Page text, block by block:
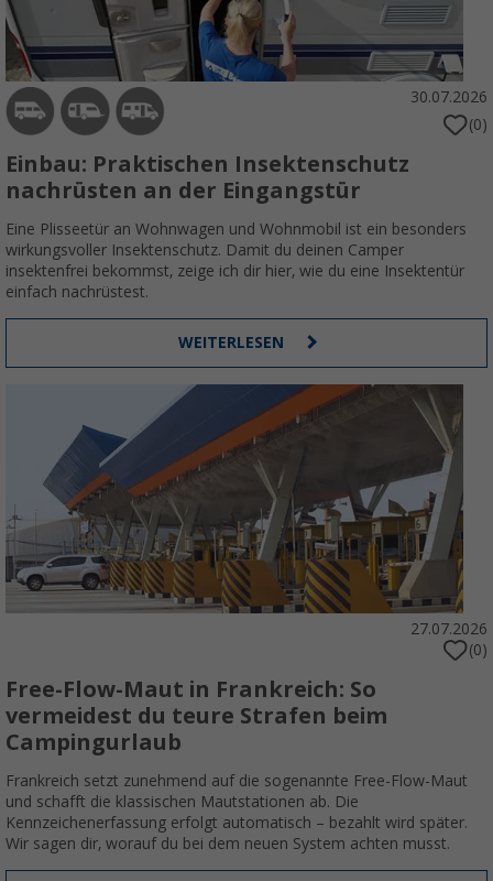
30.07.2026
(0)
Einbau: Praktischen Insektenschutz
nachrüsten an der Eingangstür
Eine Plisseetür an Wohnwagen und Wohnmobil ist ein besonders
wirkungsvoller Insektenschutz. Damit du deinen Camper
insektenfrei bekommst, zeige ich dir hier, wie du eine Insektentür
einfach nachrüstest.
WEITERLESEN
27.07.2026
(0)
Free-Flow-Maut in Frankreich: So
vermeidest du teure Strafen beim
Campingurlaub
Frankreich setzt zunehmend auf die sogenannte Free-Flow-Maut
und schafft die klassischen Mautstationen ab. Die
Kennzeichenerfassung erfolgt automatisch – bezahlt wird später.
Wir sagen dir, worauf du bei dem neuen System achten musst.